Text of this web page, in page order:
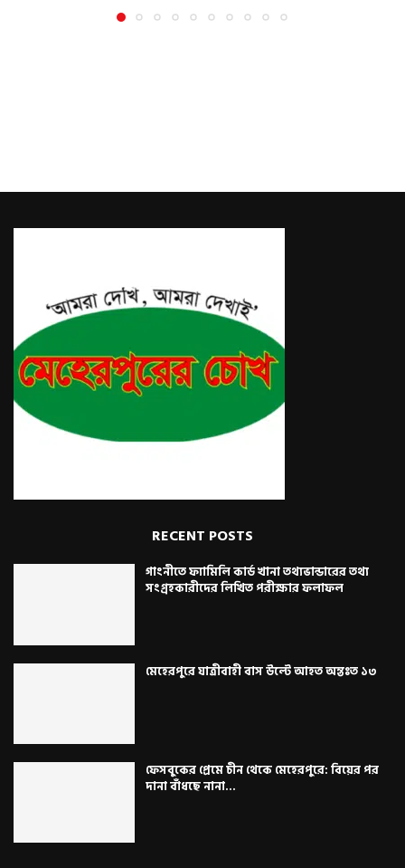
RECENT POSTS
গাংনীতে ফ্যামিলি কার্ড খানা তথ্যভান্ডারের তথ্য
সংগ্রহকারীদের লিখিত পরীক্ষার ফলাফল
মেহেরপুরে যাত্রীবাহী বাস উল্টে আহত অন্তঃত ১৩
ফেসবুকের প্রেমে চীন থেকে মেহেরপুরে: বিয়ের পর
দানা বাঁধছে নানা...